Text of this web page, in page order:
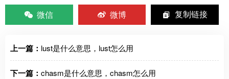
微信
微博 复制链接
上一篇： lust是什么意思，lust怎么用
下一篇： chasm是什么意思，chasm怎么用